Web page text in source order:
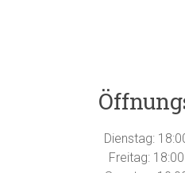
Dienstag:
Freitag: